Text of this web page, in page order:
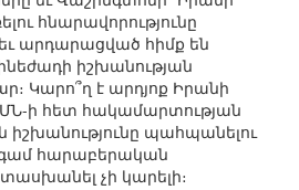
հնարավորությունը
արդարացված հիմք են
իշխանության
Կարո՞ղ է արդյոք Իրանի
ի հետ հակամարտության
պահպանելու
հարաբերական
չի կարելի։